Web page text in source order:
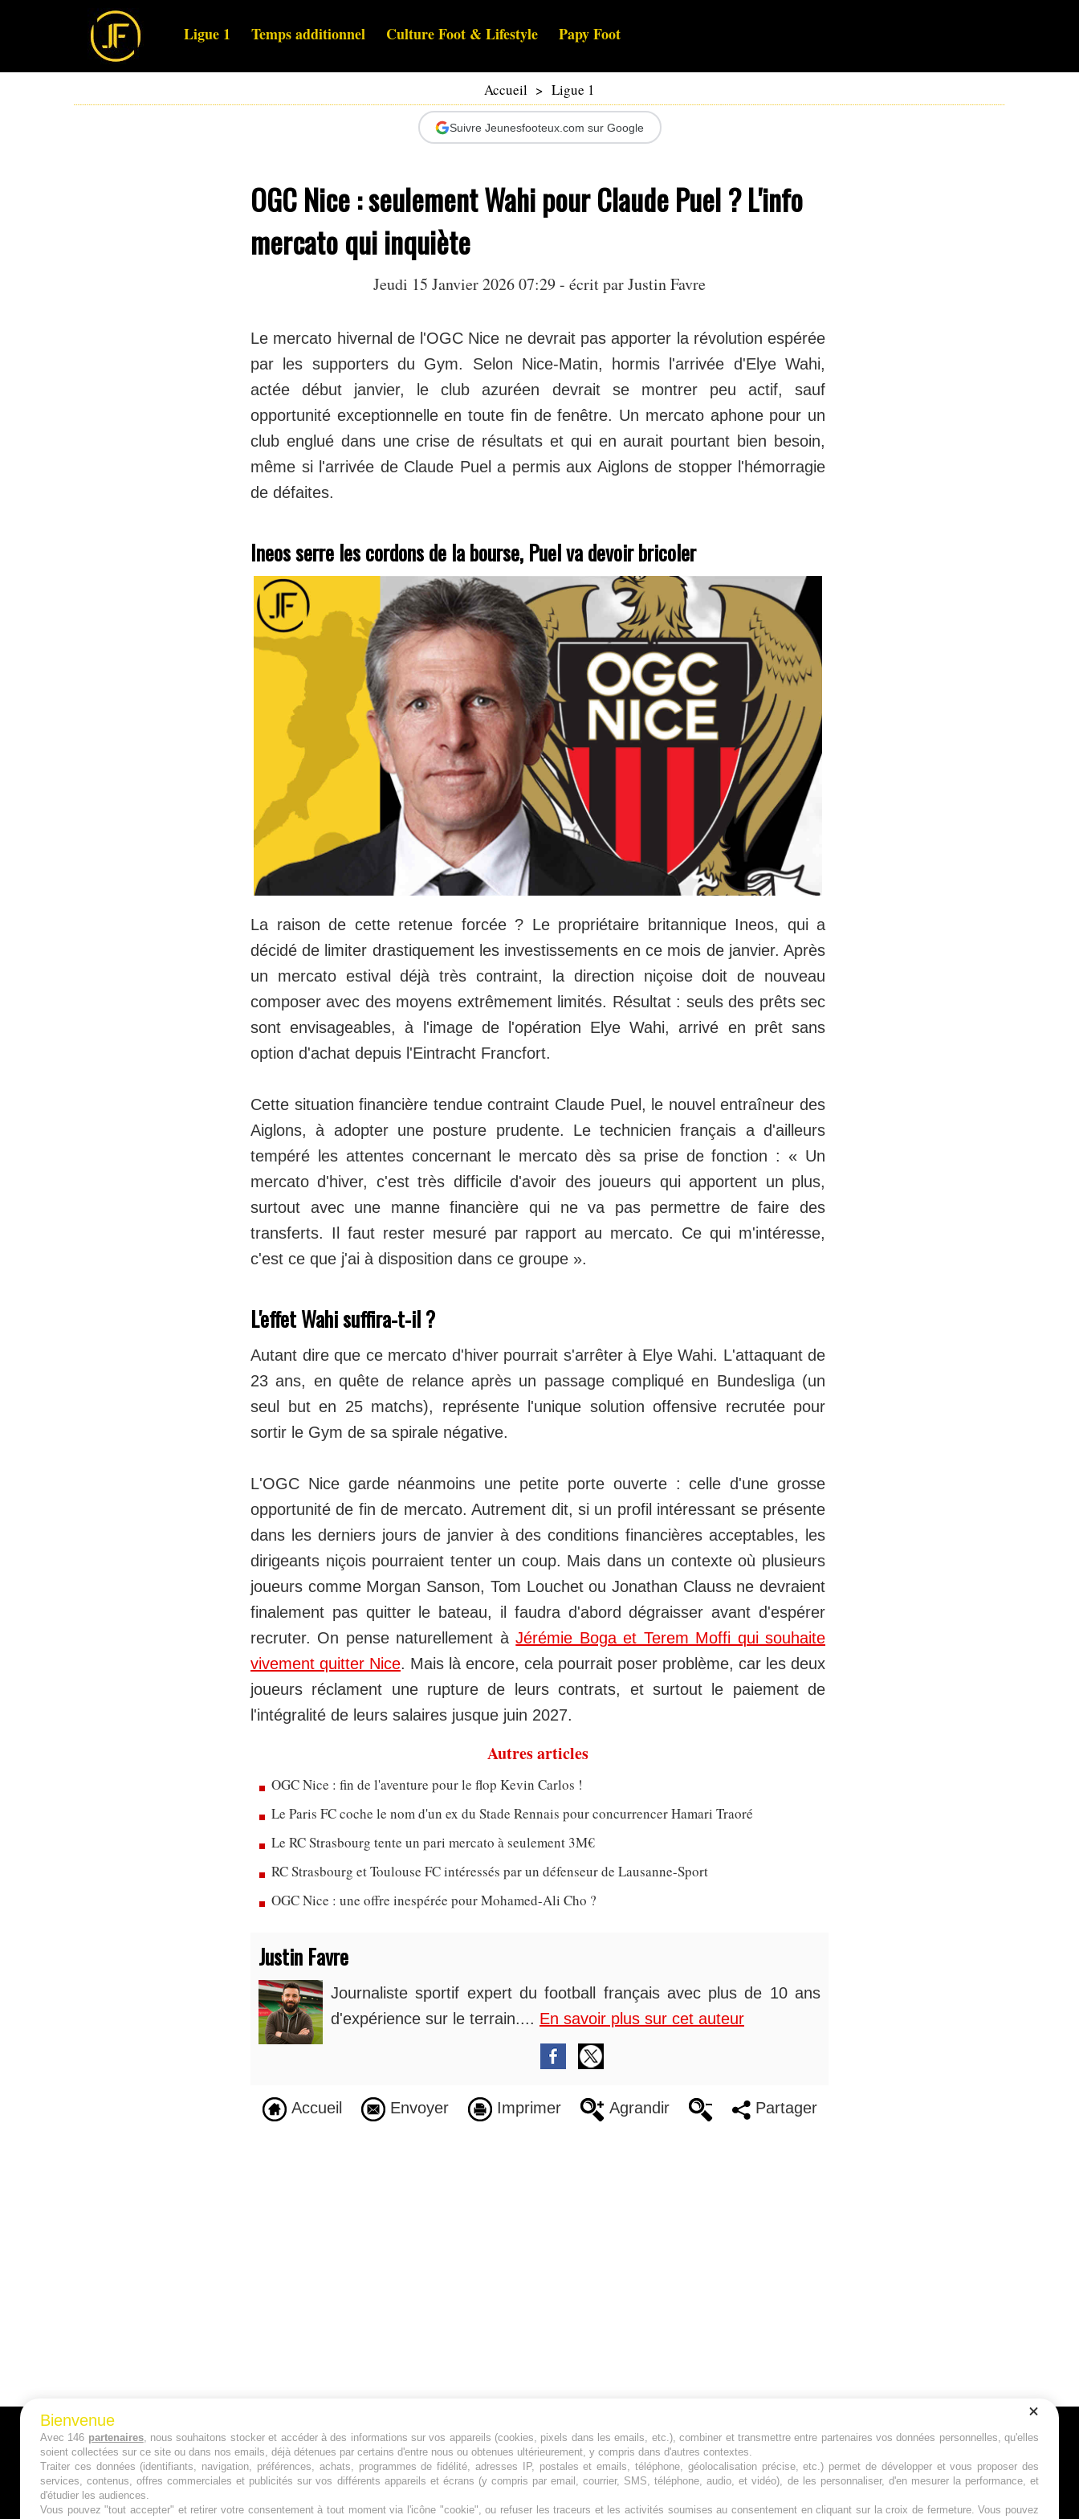
Ligue 1 Temps additionnel Culture Foot & Lifestyle Papy Foot
Accueil > Ligue 1
Suivre Jeunesfooteux.com sur Google
OGC Nice : seulement Wahi pour Claude Puel ? L'info
mercato qui inquiète
Jeudi 15 Janvier 2026 07:29 - écrit parJustin Favre
Le mercato hivernal de l'OGC Nice ne devrait pas apporter la révolution espérée
par les supporters du Gym. Selon Nice-Matin, hormis l'arrivée d'Elye Wahi,
actée début janvier, le club azuréen devrait se montrer peu actif, sauf
opportunité exceptionnelle en toute fin de fenêtre. Un mercato aphone pour un
club englué dans une crise de résultats et qui en aurait pourtant bien besoin,
même si l'arrivée de Claude Puel a permis aux Aiglons de stopper l'hémorragie
de défaites.
Ineos serre les cordons de la bourse, Puel va devoir bricoler
La raison de cette retenue forcée ? Le propriétaire britannique Ineos, qui a
décidé de limiter drastiquement les investissements en ce mois de janvier. Après
un mercato estival déjà très contraint, la direction niçoise doit de nouveau
composer avec des moyens extrêmement limités. Résultat : seuls des prêts sec
sont envisageables, à l'image de l'opération Elye Wahi, arrivé en prêt sans
option d'achat depuis l'Eintracht Francfort.
Cette situation financière tendue contraint Claude Puel, le nouvel entraîneur des
Aiglons, à adopter une posture prudente. Le technicien français a d'ailleurs
tempéré les attentes concernant le mercato dès sa prise de fonction : « Un
mercato d'hiver, c'est très difficile d'avoir des joueurs qui apportent un plus,
surtout avec une manne financière qui ne va pas permettre de faire des
transferts. Il faut rester mesuré par rapport au mercato. Ce qui m'intéresse,
c'est ce que j'ai à disposition dans ce groupe ».
L'effet Wahi suffira-t-il ?
Autant dire que ce mercato d'hiver pourrait s'arrêter à Elye Wahi. L'attaquant de
23 ans, en quête de relance après un passage compliqué en Bundesliga (un
seul but en 25 matchs), représente l'unique solution offensive recrutée pour
sortir le Gym de sa spirale négative.
L'OGC Nice garde néanmoins une petite porte ouverte : celle d'une grosse
opportunité de fin de mercato. Autrement dit, si un profil intéressant se présente
dans les derniers jours de janvier à des conditions financières acceptables, les
dirigeants niçois pourraient tenter un coup. Mais dans un contexte où plusieurs
joueurs comme Morgan Sanson, Tom Louchet ou Jonathan Clauss ne devraient
finalement pas quitter le bateau, il faudra d'abord dégraisser avant d'espérer
recruter. On pense naturellement àJérémie Boga et Terem Moffi qui souhaite
vivement quitter Nice. Mais là encore, cela pourrait poser problème, car les deux
joueurs réclament une rupture de leurs contrats, et surtout le paiement de
l'intégralité de leurs salaires jusque juin 2027.
Autres articles
OGC Nice : fin de l'aventure pour le flop Kevin Carlos !
Le Paris FC coche le nom d'un ex du Stade Rennais pour concurrencer Hamari Traoré
Le RC Strasbourg tente un pari mercato à seulement 3M€
RC Strasbourg et Toulouse FC intéressés par un défenseur de Lausanne-Sport
OGC Nice : une offre inespérée pour Mohamed-Ali Cho ?
Justin Favre
Journaliste sportif expert du football français avec plus de 10 ans
d'expérience sur le terrain.... En savoir plus sur cet auteur
Accueil Envoyer Imprimer Agrandir Partager
A PROPOS
Qui sommes nous ?
Mentions Légales
Jeunesfooteux est un média sportif qui traite
principalement de l'actualité de la Ligue 1 et
des grosses actualités de la Ligue 2 et du
Plan du site | Syndication |Powered by WM
Suivez-nous
Bienvenue
Avec 146 partenaires, nous souhaitons stocker et accéder à des informations sur vos appareils (cookies, pixels dans les emails, etc.), combiner et transmettre entre partenaires vos données personnelles, qu'elles
soient collectées sur ce site ou dans nos emails, déjà détenues par certains d'entre nous ou obtenues ultérieurement, y compris dans d'autres contextes.
Traiter ces données (identifiants, navigation, préférences, achats, programmes de fidélité, adresses IP, postales et emails, téléphone, géolocalisation précise, etc.) permet de développer et vous proposer des
services, contenus, offres commerciales et publicités sur vos différents appareils et écrans (y compris par email, courrier, SMS, téléphone, audio, et vidéo), de les personnaliser, d'en mesurer la performance, et
d'étudier les audiences.
Vous pouvez "tout accepter" et retirer votre consentement à tout moment via l'icône "cookie", ou refuser les traceurs et les activités soumises au consentement en cliquant sur la croix de fermeture. Vous pouvez